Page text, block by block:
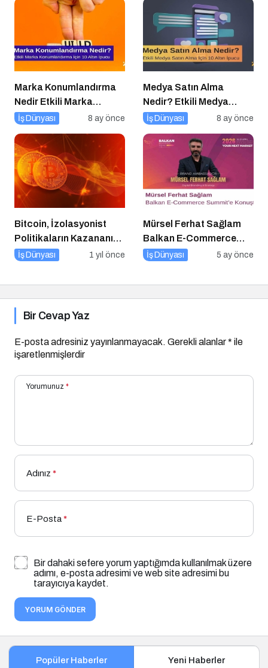
Marka Konumlandırma
Nedir Etkili Marka
Konumlandırma İçin 10
İş Dünyası 8 ay önce
Medya Satın Alma
Nedir? Etkili Medya
Satın Alma İçin 10 Altın
İş Dünyası 8 ay önce
Bitcoin, İzolasyonist
Politikaların Kazananı
Olabilir
İş Dünyası 1 yıl önce
Mürsel Ferhat Sağlam
Balkan E-Commerce
Summit’e Konuştu
İş Dünyası 5 ay önce
Bir Cevap Yaz
E-posta adresiniz yayınlanmayacak. Gerekli alanlar* ile
işaretlenmişlerdir
Yorumunuz *
Adınız *
E-Posta*
Bir dahaki sefere yorum yaptığımda kullanılmak üzere
adımı, e-posta adresimi ve web site adresimi bu
tarayıcıya kaydet.
YORUM GÖNDER
Popüler Haberler Yeni Haberler